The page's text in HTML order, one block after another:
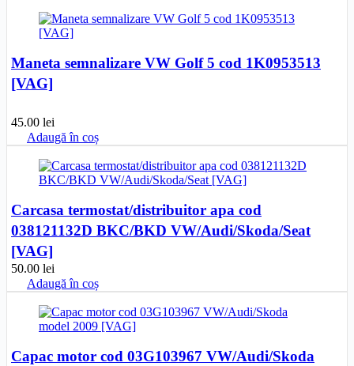
Maneta semnalizare VW Golf 5 cod 1K0953513
[VAG]
45.00 lei
Adaugă în coș
Carcasa termostat/distribuitor apa cod
038121132D BKC/BKD VW/Audi/Skoda/Seat
[VAG]
50.00 lei
Adaugă în coș
Capac motor cod 03G103967 VW/Audi/Skoda